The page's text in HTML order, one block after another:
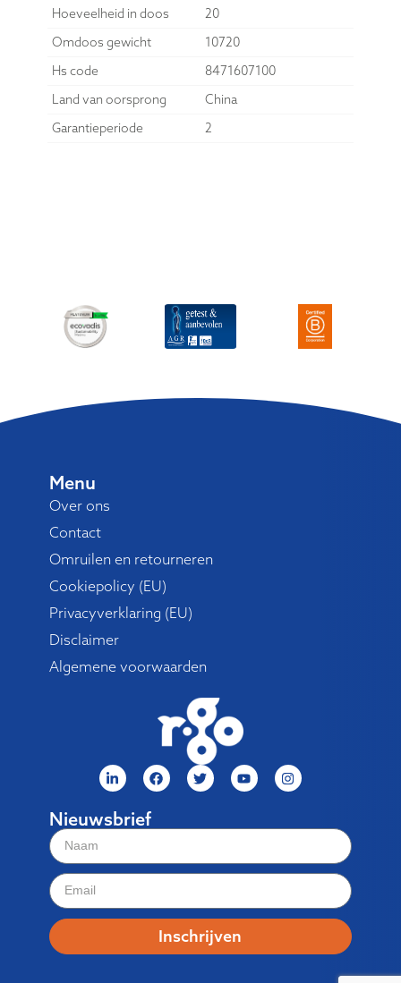
Hoeveelheid in doos
20
Omdoos gewicht
10720
Hs code
8471607100
Land van oorsprong
China
Garantieperiode
2
Menu
Over ons
Contact
Omruilen en retourneren
Cookiepolicy (EU)
Privacyverklaring (EU)
Disclaimer
Algemene voorwaarden
Nieuwsbrief
Inschrijven